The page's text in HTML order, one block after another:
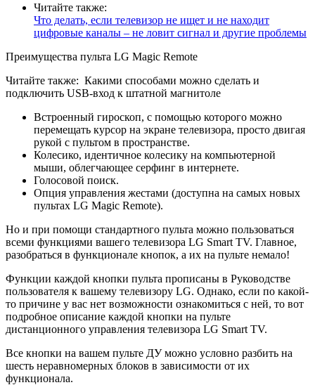
Читайте также:
Что делать, если телевизор не ищет и не находит
цифровые каналы – не ловит сигнал и другие проблемы
Преимущества пульта LG Magic Remote
Читайте также: Какими способами можно сделать и
подключить USB-вход к штатной магнитоле
Встроенный гироскоп, с помощью которого можно
перемещать курсор на экране телевизора, просто двигая
рукой с пультом в пространстве.
Колесико, идентичное колесику на компьютерной
мыши, облегчающее серфинг в интернете.
Голосовой поиск.
Опция управления жестами (доступна на самых новых
пультах LG Magic Remote).
Но и при помощи стандартного пульта можно пользоваться
всеми функциями вашего телевизора LG Smart TV. Главное,
разобраться в функционале кнопок, а их на пульте немало!
Функции каждой кнопки пульта прописаны в Руководстве
пользователя к вашему телевизору LG. Однако, если по какой-
то причине у вас нет возможности ознакомиться с ней, то вот
подробное описание каждой кнопки на пульте
дистанционного управления телевизора LG Smart TV.
Все кнопки на вашем пульте ДУ можно условно разбить на
шесть неравномерных блоков в зависимости от их
функционала.